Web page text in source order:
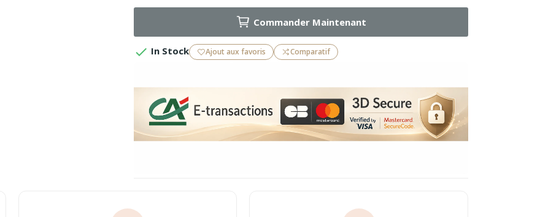
Commander Maintenant
 In Stock Ajout aux favoris Comparatif